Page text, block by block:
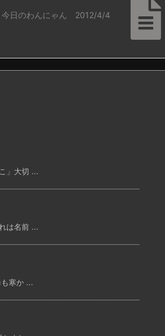
今日のわんにゃん 2012/4/4
」大切 ...
は名前 ...
寒か ...